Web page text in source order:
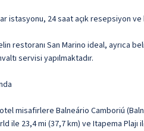
istasyonu, 24 saat açık resepsiyon
restoranı San Marino ideal, ayrıca
servisi yapılmaktadır.
misafirlere Balneário Camboriú
ile 23,4 mi (37,7 km) ve Itapema Plajı